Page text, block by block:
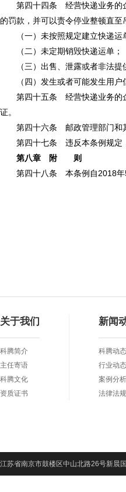
第四十四条 经营快递业务的企
的罚款，并可以责令停业整顿直至
（一）未按照规定建立快递运
（二）未定期销毁快递运单；
（三）出售、泄露或者非法提
（四）发生或者可能发生用户
第四十五条 经营快递业务的企
证。
第四十六条 邮政管理部门和其
第四十七条 违反本条例规定，
第八章 附 则
第四十八条 本条例自2018年5
关于我们
科腾简介
主任寄语
科腾文化
资质证书
新闻
科腾动态
行业动态
案例分析
法律法规
江苏省南京市鼓楼区中山北路26号新